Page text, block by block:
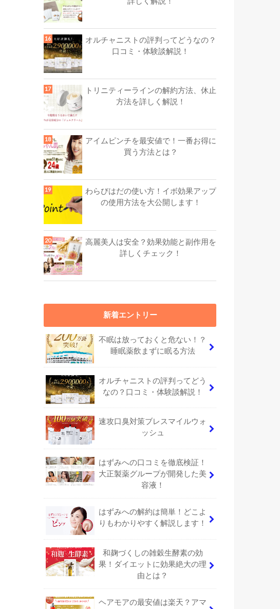
オルチャニストの評判ってどうなの？
口コミ・体験談解説！
トリニティーラインの解約方法、休止
方法を詳しく解説！
アイムピンチを最安値で！一番お得に
買う方法とは？
わらびはだの使い方！イボ効果アップ
の使用方法を大公開します！
高麗美人は安全？効果効能と副作用を
詳しくチェック！
新着エントリー
不眠は放っておくと危ない！？
睡眠薬飲まずに眠る方法
オルチャニストの評判ってどう
なの？口コミ・体験談解説！
速攻口臭対策ブレスマイルウォ
ッシュ
はずみへの口コミを徹底検証！
大正製薬グループが開発した美
容液！
はずみへの解約は簡単！どこよ
りもわかりやすく解説します！
和麹づくしの雑穀生酵素の効
果！ダイエットに効果絶大の理
由とは？
ヘアモアの最安値は楽天？アマ